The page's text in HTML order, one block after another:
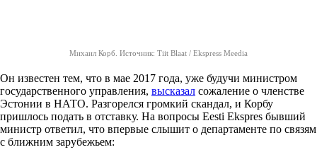
Михаил Корб. Источник: Tiit Blaat / Ekspress Meedia
Он известен тем, что в мае 2017 года, уже будучи министром
государственного управления, высказал сожаление о членстве
Эстонии в НАТО. Разгорелся громкий скандал, и Корбу
пришлось подать в отставку. На вопросы Eesti Ekspres бывший
министр ответил, что впервые слышит о департаменте по связям
с ближним зарубежьем: